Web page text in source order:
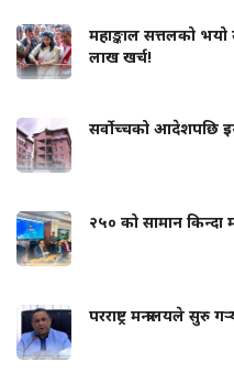
महाङ्काल सत्तलको भयो
लाख खर्च!
सर्वोच्चको आदेशपछि
२५० को सामान किन्दा
परराष्ट्र मन्त्रालयले सुरु